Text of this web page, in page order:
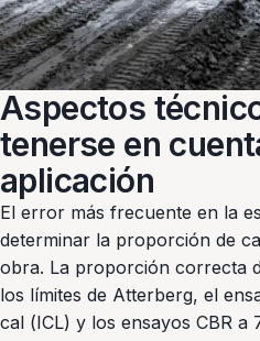
Aspectos
tenerse en
aplicación
El error más frecuente en la
determinar la proporción de
obra. La proporción correcta
los límites de Atterberg, el
cal (ICL) y los ensayos CBR a